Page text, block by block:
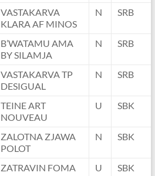
VASTAKARVA
KLARA AF MINOS
N SRB
B’WATAMU AMA
BY SILAMJA
N SRB
VASTAKARVA TP
DESIGUAL
N SRB
TEINE ART
NOUVEAU
U SBK
ZALOTNA ZJAWA
POLOT
N SBK
ZATRAVIN FOMA
U SBK